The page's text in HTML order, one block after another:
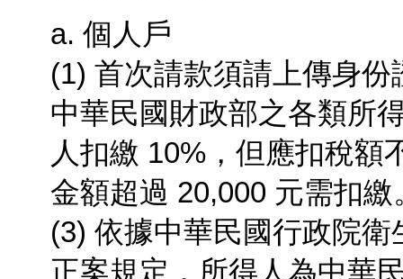
a. 個人戶
(1) 首次請款須請上傳身
中華民國財政部之各類所
人扣繳 10%，但應扣稅額
金額超過 20,000 元需扣繳
(3) 依據中華民國行政院
正案規定，所得人為中華